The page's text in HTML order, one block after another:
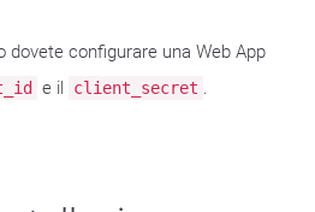
dovete configurare una Web App
e il client_secret .